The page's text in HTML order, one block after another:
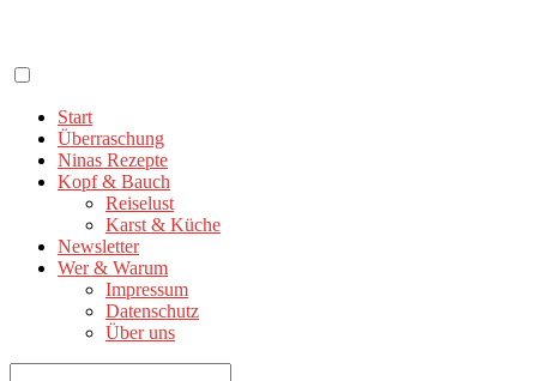
springen
Start
Überraschung
Ninas Rezepte
Kopf & Bauch
Reiselust
Karst & Küche
Newsletter
Wer & Warum
Impressum
Datenschutz
Über uns